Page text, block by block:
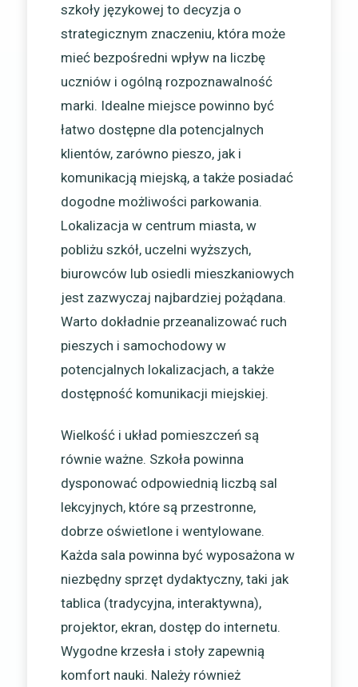
szkoły językowej to decyzja o
strategicznym znaczeniu, która może
mieć bezpośredni wpływ na liczbę
uczniów i ogólną rozpoznawalność
marki. Idealne miejsce powinno być
łatwo dostępne dla potencjalnych
klientów, zarówno pieszo, jak i
komunikacją miejską, a także posiadać
dogodne możliwości parkowania.
Lokalizacja w centrum miasta, w
pobliżu szkół, uczelni wyższych,
biurowców lub osiedli mieszkaniowych
jest zazwyczaj najbardziej pożądana.
Warto dokładnie przeanalizować ruch
pieszych i samochodowy w
potencjalnych lokalizacjach, a także
dostępność komunikacji miejskiej.
Wielkość i układ pomieszczeń są
równie ważne. Szkoła powinna
dysponować odpowiednią liczbą sal
lekcyjnych, które są przestronne,
dobrze oświetlone i wentylowane.
Każda sala powinna być wyposażona w
niezbędny sprzęt dydaktyczny, taki jak
tablica (tradycyjna, interaktywna),
projektor, ekran, dostęp do internetu.
Wygodne krzesła i stoły zapewnią
komfort nauki. Należy również